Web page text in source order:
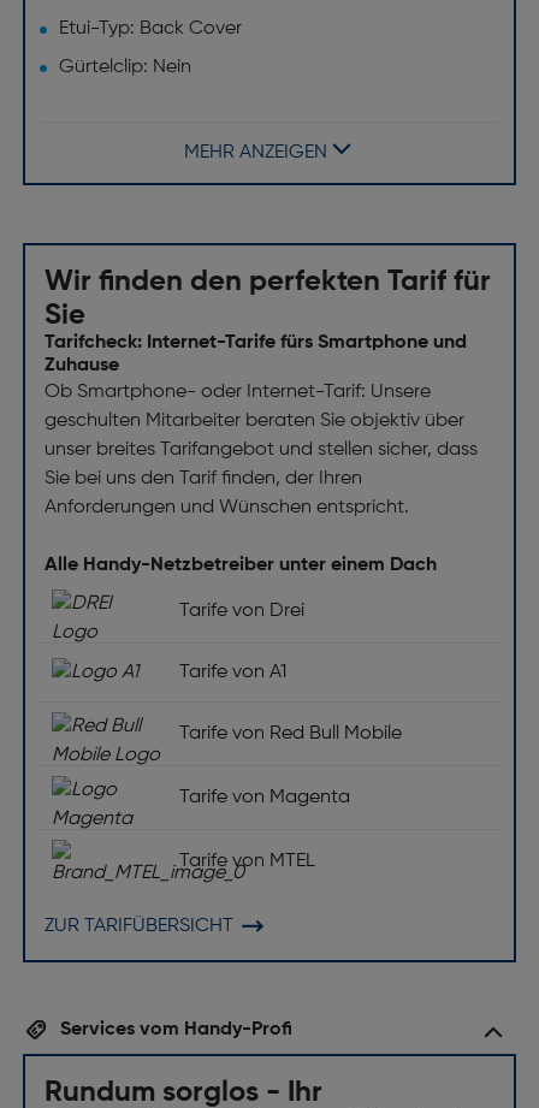
Etui-Typ: Back Cover
Gürtelclip: Nein
Material: Recycelter Kunststoff
Markenkompatibilität: Samsung
MEHR ANZEIGEN
Wir finden den perfekten Tarif für
Sie
Tarifcheck: Internet-Tarife fürs Smartphone und
Zuhause
Ob Smartphone- oder Internet-Tarif: Unsere
geschulten Mitarbeiter beraten Sie objektiv über
unser breites Tarifangebot und stellen sicher, dass
Sie bei uns den Tarif finden, der Ihren
Anforderungen und Wünschen entspricht.
Alle Handy-Netzbetreiber unter einem Dach
Tarife von Drei
Tarife von A1
Tarife von Red Bull Mobile
Tarife von Magenta
Tarife von MTEL
ZUR TARIFÜBERSICHT
Services vom Handy-Profi
Rundum sorglos - Ihr